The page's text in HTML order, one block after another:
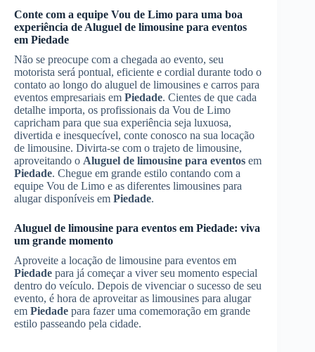
Conte com a equipe Vou de Limo para uma boa
experiência de Aluguel de limousine para eventos
em Piedade
Não se preocupe com a chegada ao evento, seu
motorista será pontual, eficiente e cordial durante todo o
contato ao longo do aluguel de limousines e carros para
eventos empresariais em Piedade. Cientes de que cada
detalhe importa, os profissionais da Vou de Limo
capricham para que sua experiência seja luxuosa,
divertida e inesquecível, conte conosco na sua locação
de limousine. Divirta-se com o trajeto de limousine,
aproveitando o Aluguel de limousine para eventos em
Piedade. Chegue em grande estilo contando com a
equipe Vou de Limo e as diferentes limousines para
alugar disponíveis em Piedade.
Aluguel de limousine para eventos em Piedade: viva
um grande momento
Aproveite a locação de limousine para eventos em
Piedade para já começar a viver seu momento especial
dentro do veículo. Depois de vivenciar o sucesso de seu
evento, é hora de aproveitar as limousines para alugar
em Piedade para fazer uma comemoração em grande
estilo passeando pela cidade.